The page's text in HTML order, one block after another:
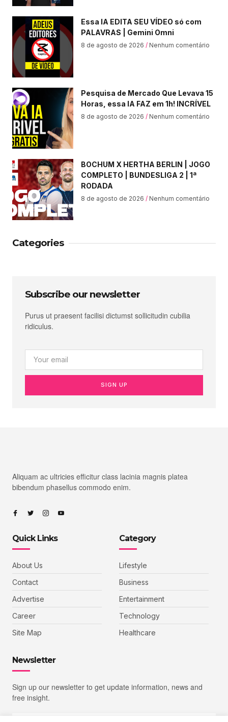
Essa IA EDITA SEU VÍDEO só com
PALAVRAS | Gemini Omni
8 de agosto de 2026 Nenhum comentário
Pesquisa de Mercado Que Levava 15
Horas, essa IA FAZ em 1h! INCRÍVEL
8 de agosto de 2026 Nenhum comentário
BOCHUM X HERTHA BERLIN | JOGO
COMPLETO | BUNDESLIGA 2 | 1ª
RODADA
8 de agosto de 2026 Nenhum comentário
Categories
Subscribe our newsletter
Purus ut praesent facilisi dictumst sollicitudin cubilia
ridiculus.
SIGN UP
Aliquam ac ultricies efficitur class lacinia magnis platea
bibendum phasellus commodo enim.
Quick Links
About Us
Contact
Advertise
Career
Site Map
Category
Lifestyle
Business
Entertainment
Technology
Healthcare
Newsletter
Sign up our newsletter to get update information, news and
free insight.